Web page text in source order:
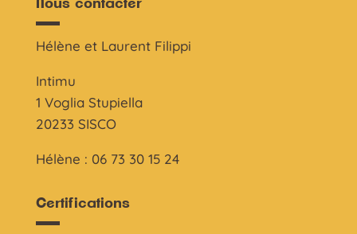
Nous contacter
Hélène et Laurent Filippi
Intimu
1 Voglia Stupiella
20233 SISCO
Hélène : 06 73 30 15 24
Certifications